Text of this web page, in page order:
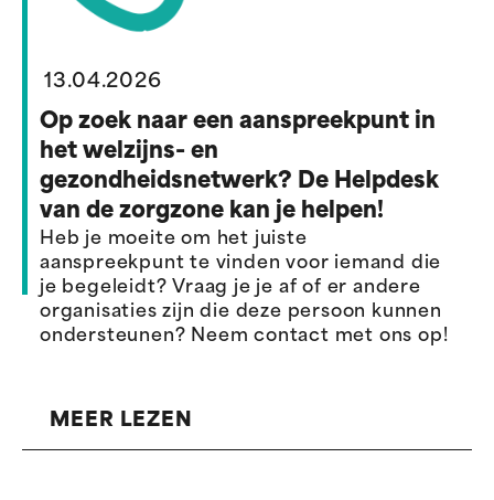
13.04.2026
Op zoek naar een aanspreekpunt in
het welzijns- en
gezondheidsnetwerk? De Helpdesk
van de zorgzone kan je helpen!
Heb je moeite om het juiste
aanspreekpunt te vinden voor iemand die
je begeleidt? Vraag je je af of er andere
organisaties zijn die deze persoon kunnen
ondersteunen? Neem contact met ons op!
MEER LEZEN